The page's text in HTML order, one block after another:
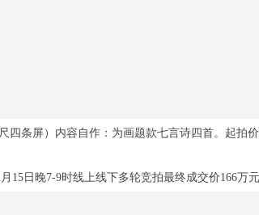
四条屏）内容自作：为画题款七言诗四首。起拍
15日晚7-9时线上线下多轮竞拍最终成交价166万元